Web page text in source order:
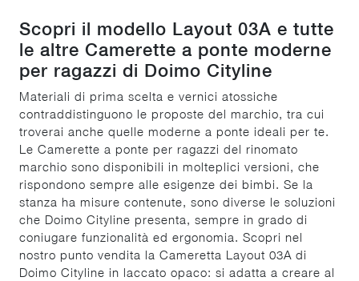
Scopri il modello Layout 03A e tutte
le altre Camerette a ponte moderne
per ragazzi di Doimo Cityline
Materiali di prima scelta e vernici atossiche
contraddistinguono le proposte del marchio, tra cui
troverai anche quelle moderne a ponte ideali per te.
Le Camerette a ponte per ragazzi del rinomato
marchio sono disponibili in molteplici versioni, che
rispondono sempre alle esigenze dei bimbi. Se la
stanza ha misure contenute, sono diverse le soluzioni
che Doimo Cityline presenta, sempre in grado di
coniugare funzionalità ed ergonomia. Scopri nel
nostro punto vendita la Cameretta Layout 03A di
Doimo Cityline in laccato opaco: si adatta a creare al